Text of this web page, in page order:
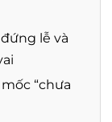
lễ và
“chưa